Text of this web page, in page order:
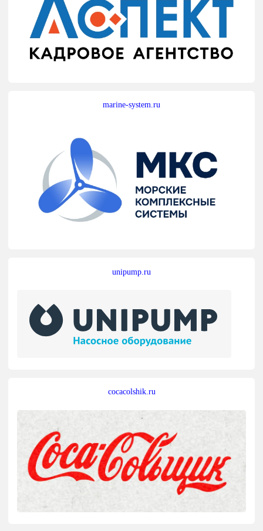
marine-system.ru
unipump.ru
cocacolshik.ru